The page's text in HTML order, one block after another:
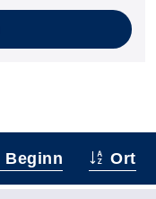
Beginn Ort